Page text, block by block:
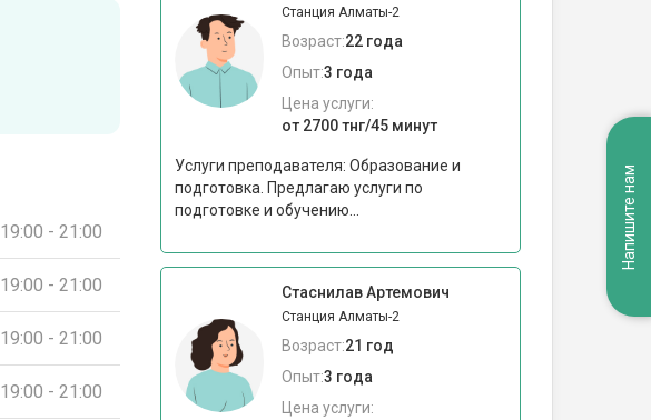
19:00 - 21:00
19:00 - 21:00
19:00 - 21:00
19:00 - 21:00
Станция Алматы-2
Возраст:22 года
Опыт:3 года
Цена услуги:
от 2700 тнг/45 минут
Услуги преподавателя: Образование и
подготовка. Предлагаю услуги по
подготовке и обучению...
Стаснилав Артемович
Станция Алматы-2
Возраст:21 год
Опыт:3 года
Цена услуги:
Напишите нам